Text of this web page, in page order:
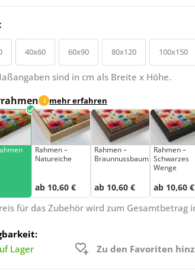
40x60 60x90 80x120 100x150
sind in cm als Breite x Höhe.
i mehr erfahren
Rahmen –
Natureiche
ab 10,60 €
Rahmen –
Braunnussbaum
ab 10,60 €
Rahmen –
Schwarzes
Wenge
ab 10,60 €
für das Zubehör wird zum Gesamtbetrag
Lager
Zu den Favoriten